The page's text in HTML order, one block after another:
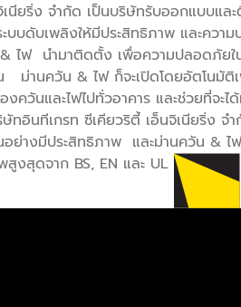
นียริ่ง จำกัด เป็นบริษัทรับออกแบบแ
บบดับเพลิงให้มีประสิทธิภาพ และควา
ไฟ นำมาติดตั้ง เพื่อความปลอดภัย
ม่านควัน & ไฟ ก็จะเปิดโดยอัตโนมัติ
งควันและไฟไปทั่วอาคาร และช่วยที่จ
อินทีเกรท ซีเคียวริตี้ เอ็นจิเนียริ่ง จ
อย่างมีประสิทธิภาพ และม่านควัน &
สูงสุดจาก BS, EN และ UL